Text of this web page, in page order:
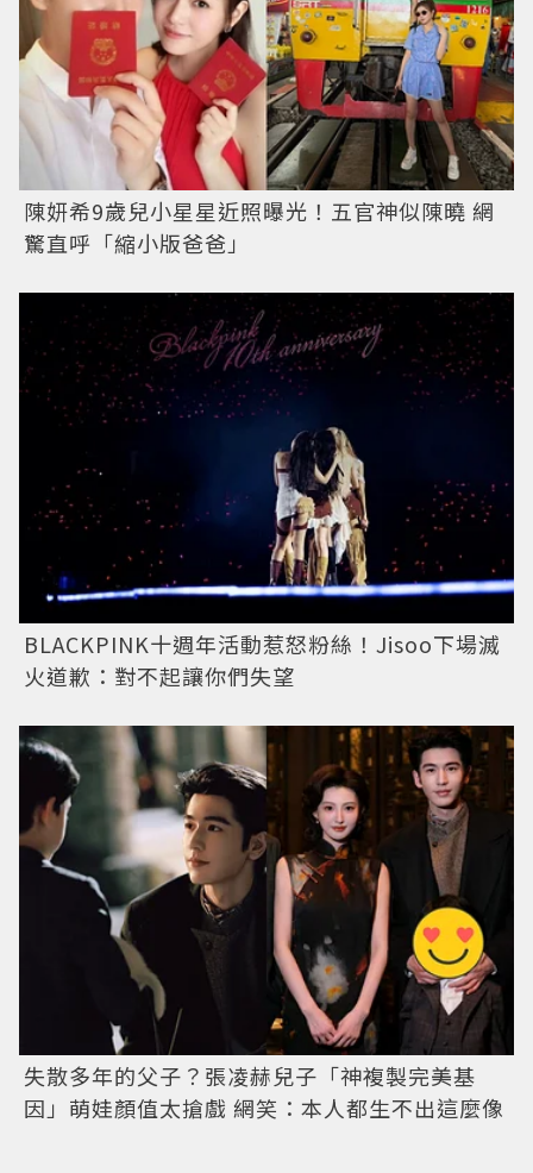
陳妍希9歲兒小星星近照曝光！五官神似陳曉 網
驚直呼「縮小版爸爸」
BLACKPINK十週年活動惹怒粉絲！Jisoo下場滅
火道歉：對不起讓你們失望
失散多年的父子？張凌赫兒子「神複製完美基
因」萌娃顏值太搶戲 網笑：本人都生不出這麼像